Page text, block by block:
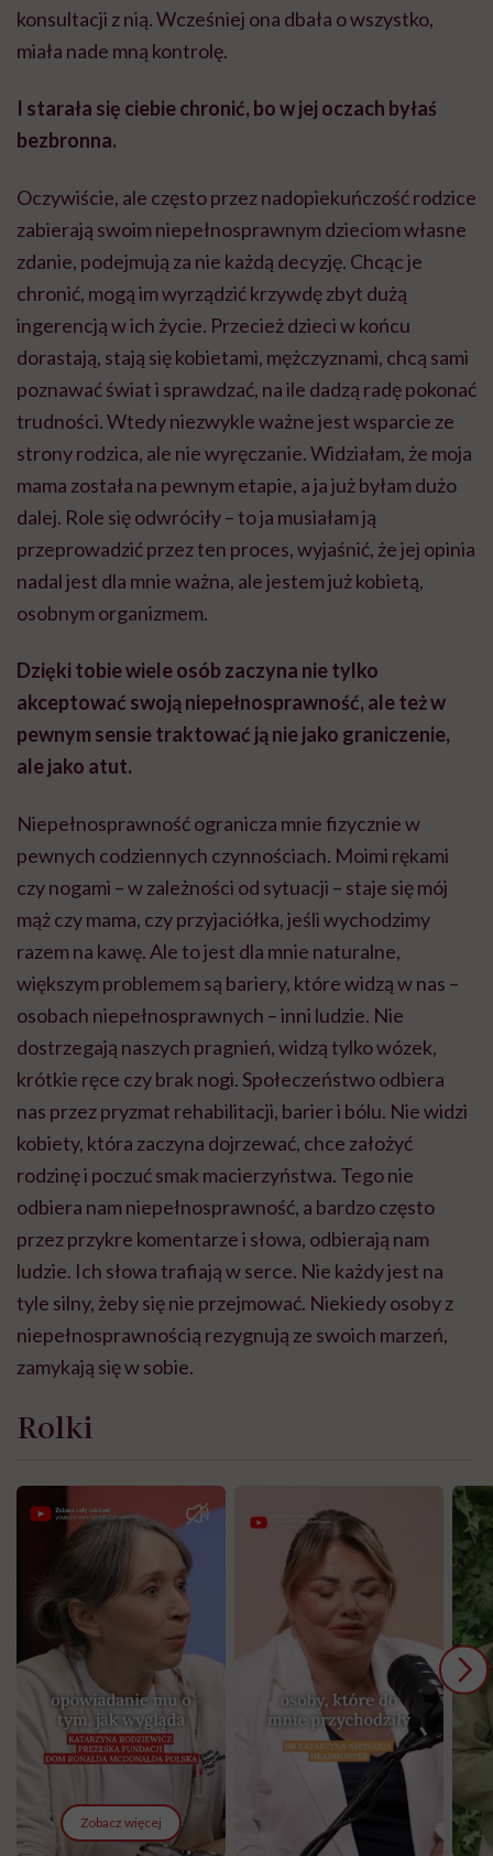
konsultacji z nią. Wcześniej ona dbała o wszystko,
miała nade mną kontrolę.
I starała się ciebie chronić, bo w jej oczach byłaś
bezbronna.
Oczywiście, ale często przez nadopiekuńczość rodzice
zabierają swoim niepełnosprawnym dzieciom własne
zdanie, podejmują za nie każdą decyzję. Chcąc je
chronić, mogą im wyrządzić krzywdę zbyt dużą
ingerencją w ich życie. Przecież dzieci w końcu
dorastają, stają się kobietami, mężczyznami, chcą sami
poznawać świat i sprawdzać, na ile dadzą radę pokonać
trudności. Wtedy niezwykle ważne jest wsparcie ze
strony rodzica, ale nie wyręczanie. Widziałam, że moja
mama została na pewnym etapie, a ja już byłam dużo
dalej. Role się odwróciły – to ja musiałam ją
przeprowadzić przez ten proces, wyjaśnić, że jej opinia
nadal jest dla mnie ważna, ale jestem już kobietą,
osobnym organizmem.
Dzięki tobie wiele osób zaczyna nie tylko
akceptować swoją niepełnosprawność, ale też w
pewnym sensie traktować ją nie jako graniczenie,
ale jako atut.
Niepełnosprawność ogranicza mnie fizycznie w
pewnych codziennych czynnościach. Moimi rękami
czy nogami – w zależności od sytuacji – staje się mój
mąż czy mama, czy przyjaciółka, jeśli wychodzimy
razem na kawę.Aleto jest dla mnie naturalne,
większym problemem są bariery, które widzą w nas –
osobach niepełnosprawnych – inni ludzie. Nie
dostrzegają naszych pragnień, widzą tylko wózek,
krótkie ręce czy brak nogi. Społeczeństwo odbiera
nas przez pryzmat rehabilitacji, barier i bólu. Nie widzi
kobiety, która zaczyna dojrzewać, chce założyć
rodzinę i poczuć smak macierzyństwa. Tego nie
odbiera nam niepełnosprawność, a bardzo często
przez przykre komentarze i słowa, odbierają nam
ludzie. Ich słowa trafiają w serce. Nie każdy jest na
tyle silny, żeby się nie przejmować. Niekiedy osoby z
niepełnosprawnością rezygnują ze swoich marzeń,
zamykają się w sobie.
Rolki
Zobacz więcej